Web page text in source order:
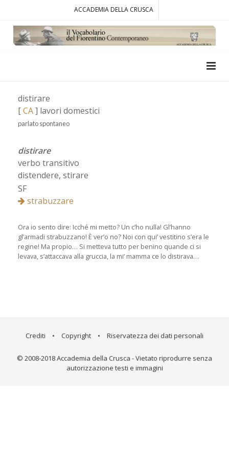
ACCADEMIA DELLA CRUSCA
distirare
[CA] lavori domestici
parlato spontaneo
distirare
verbo transitivo
distendere, stirare
SF
strabuzzare
Ora io sento dire: Icché mi metto? Un c’ho nulla! Gl’hanno
gl’armadi strabuzzano! È ver’o no? Noi con qui’ vestitino s’era le
regine! Ma propio… Si metteva tutto per benino quande ci si
levava, s’attaccava alla gruccia, la mi’ mamma ce lo distirava…
Crediti • Copyright • Riservatezza dei dati personali
© 2008-2018 Accademia della Crusca - Vietato riprodurre senza
autorizzazione testi e immagini